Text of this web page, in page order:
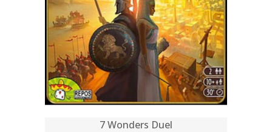
7 Wonders Duel